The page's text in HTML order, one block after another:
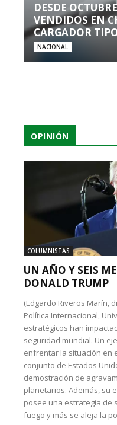
DESDE
VENDIDOS EN
CARGADOR
NACIONAL
OPINIÓN
COLUMNISTAS
UN AÑO Y SEIS
DONALD TRUMP
(Edgardo Riveros Marín,
Política Internacional,
estratégicos han
seguridad mundial. Un
enfrentar la situación en
conjunto de Estados
demostración de
planetarios. Además, su
posee una estrategia de
fuego y más se aleja la